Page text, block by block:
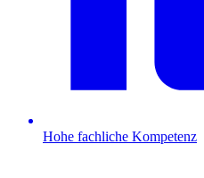
Hohe fachliche Kompetenz